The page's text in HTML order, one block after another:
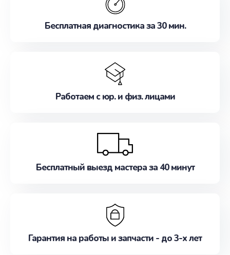
Бесплатная диагностика за 30 мин.
Работаем с юр. и физ. лицами
Бесплатный выезд мастера за 40 минут
Гарантия на работы и запчасти - до 3-х лет